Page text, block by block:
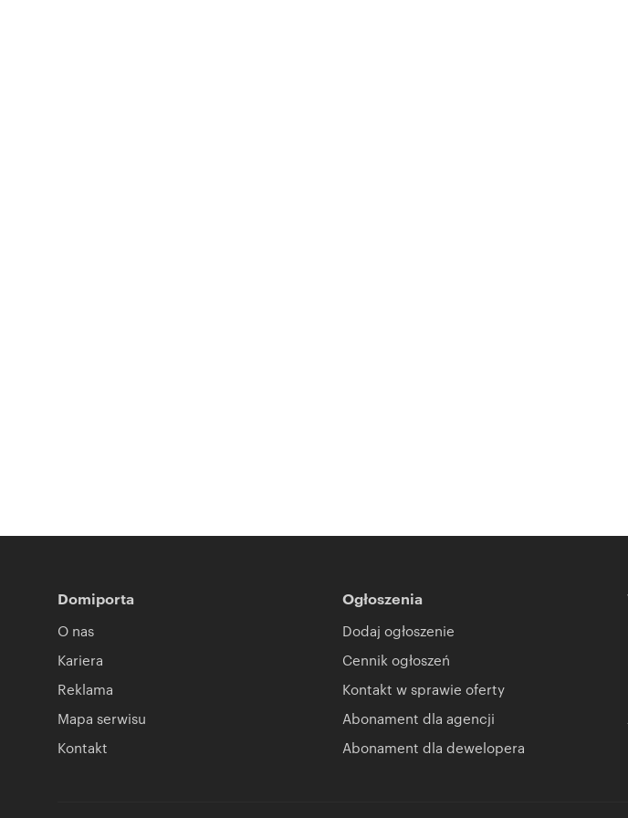
Domiporta
O nas
Kariera
Reklama
Mapa serwisu
Kontakt
Ogłoszenia
Dodaj ogłoszenie
Cennik ogłoszeń
Kontakt w sprawie oferty
Abonament dla agencji
Abonament dla dewelopera